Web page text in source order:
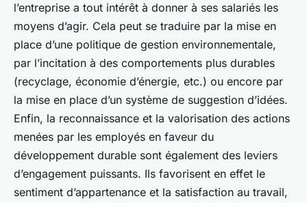
l’entreprise a tout intérêt à donner à ses salariés les
moyens d’agir. Cela peut se traduire par la mise en
place d’une politique de gestion environnementale,
par l’incitation à des comportements plus durables
(recyclage, économie d’énergie, etc.) ou encore par
la mise en place d’un système de suggestion d’idées.
Enfin, la reconnaissance et la valorisation des actions
menées par les employés en faveur du
développement durable sont également des leviers
d’engagement puissants. Ils favorisent en effet le
sentiment d’appartenance et la satisfaction au travail,